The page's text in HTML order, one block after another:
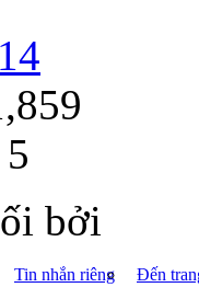
14
bởi
Tin nhắn riêng Đến